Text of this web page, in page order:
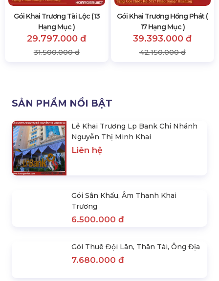
31.500.000 đ
SẢN PHẨM NỔI BẬT
Liên hệ
Gói Sân Khấu, Âm Thanh Khai
Trương
6.500.000 đ